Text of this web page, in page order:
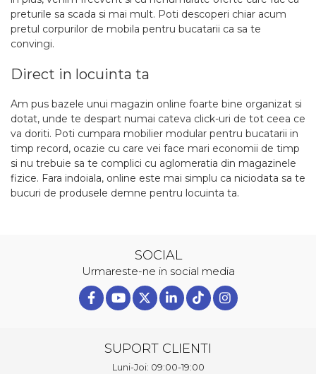
preturile sa scada si mai mult. Poti descoperi chiar acum
pretul corpurilor de mobila pentru bucatarii ca sa te
convingi.
Direct in locuinta ta
Am pus bazele unui magazin online foarte bine organizat si
dotat, unde te despart numai cateva click-uri de tot ceea ce
va doriti. Poti cumpara mobilier modular pentru bucatarii in
timp record, ocazie cu care vei face mari economii de timp
si nu trebuie sa te complici cu aglomeratia din magazinele
fizice. Fara indoiala, online este mai simplu ca niciodata sa te
bucuri de produsele demne pentru locuinta ta.
SOCIAL
Urmareste-ne in social media
SUPORT CLIENTI
Luni-Joi: 09:00-19:00